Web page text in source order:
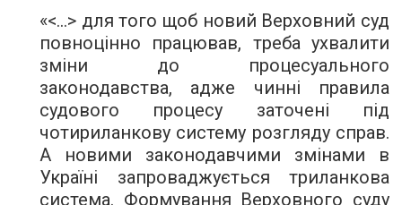
«<...> для того щоб новий Верховний суд
повноцінно працював, треба ухвалити
зміни до процесуального
законодавства, адже чинні правила
судового процесу заточені під
чотириланкову систему розгляду справ.
А новими законодавчими змінами в
Україні запроваджується триланкова
система. Формування Верховного суду